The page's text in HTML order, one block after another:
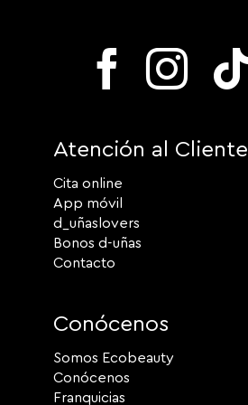
Atención al Cliente
Cita online
App móvil
d_uñaslovers
Bonos d-uñas
Contacto
Conócenos
Somos Ecobeauty
Conócenos
Franquicias